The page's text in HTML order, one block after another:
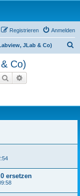
Anmelden
Registrieren
JLab & Co)
Co)
Suche
ersetzen